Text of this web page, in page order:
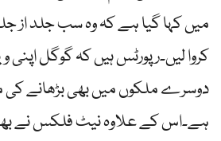
میں کہا گیا ہے کہ وہ سب جلد از
کروا لیں۔رپورٹس ہیں کہ گوگل
دوسرے ملکوں میں بھی بڑھانے کی
ہے۔اس کے علاوہ نیٹ فلکس نے